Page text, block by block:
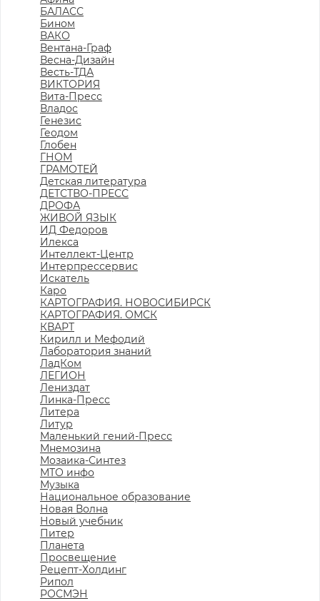
БАЛАСС
Бином
ВАКО
Вентана-Граф
Весна-Дизайн
Весть-ТДА
ВИКТОРИЯ
Вита-Пресс
Владос
Генезис
Геодом
Глобен
ГНОМ
ГРАМОТЕЙ
Детская литература
ДЕТСТВО-ПРЕСС
ДРОФА
ЖИВОЙ ЯЗЫК
ИД Федоров
Илекса
Интеллект-Центр
Интерпрессервис
Искатель
Каро
КАРТОГРАФИЯ. НОВОСИБИРСК
КАРТОГРАФИЯ. ОМСК
КВАРТ
Кирилл и Мефодий
Лаборатория знаний
ЛадКом
ЛЕГИОН
Лениздат
Линка-Пресс
Литера
Литур
Маленький гений-Пресс
Мнемозина
Мозаика-Синтез
МТО инфо
Музыка
Национальное образование
Новая Волна
Новый учебник
Питер
Планета
Просвещение
Рецепт-Холдинг
Рипол
РОСМЭН